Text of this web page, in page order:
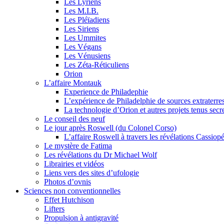
Les M.I.B.
Les Pléïadiens
Les Siriens
Les Ummites
Les Végans
Les Vénusiens
Les Zéta-Réticuliens
Orion
L’affaire Montauk
Experience de Philadephie
L’expérience de Philadelphie de sources
La technologie d’Orion et autres projets tenus
Le conseil des neuf
Le jour après Roswell (du Colonel Corso)
L’affaire Roswell à travers les révélations
Le mystère de Fatima
Les révélations du Dr Michael Wolf
Librairies et vidéos
Liens vers des sites d’ufologie
Photos d’ovnis
Sciences non conventionnelles
Effet Hutchison
Lifters
Propulsion à antigravité